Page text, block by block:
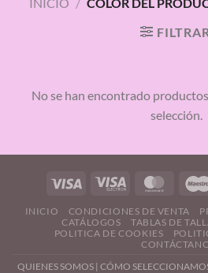
INICIO / COLOR DEL
No se han encontrado
selección.
INICIO CONDICIONES DE VENTA
CATÁLOGOS
TABLAS DE
POLITICA DE COOKIES
QUIENES SOMOS| CÓMO